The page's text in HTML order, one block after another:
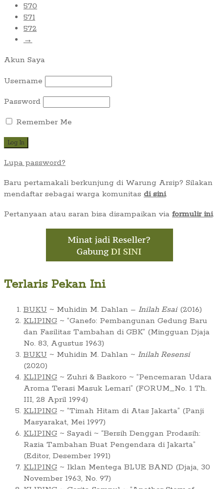
570
571
572
→
Akun Saya
Username
Password
Remember Me
Lupa password?
Baru pertamakali berkunjung di Warung Arsip? Silakan
mendaftar sebagai warga komunitas di sini.
Pertanyaan atau saran bisa disampaikan via formulir ini.
Terlaris Pekan Ini
BUKU ~ Muhidin M. Dahlan – Inilah Esai(2016)
KLIPING ~ “Ganefo: Pembangunan Gedung Baru
dan Fasilitas Tambahan di GBK” (Mingguan Djaja
No. 83, Agustus 1963)
BUKU ~ Muhidin M. Dahlan ~ Inilah Resensi
(2020)
KLIPING ~ Zuhri & Baskoro ~ “Pencemaran Udara
Aroma Terasi Masuk Lemari” (FORUM_No. 1 Th.
III, 28 April 1994)
KLIPING ~ “Timah Hitam di Atas Jakarta” (Panji
Masyarakat, Mei 1997)
KLIPING ~ Sayadi ~ “Bersih Denggan Prodasih:
Razia Tambahan Buat Pengendara di Jakarta”
(Editor, Desember 1991)
KLIPING ~ Iklan Mentega BLUE BAND (Djaja, 30
November 1963, No. 97)